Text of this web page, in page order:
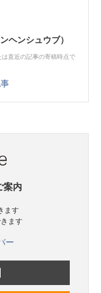
ヘンシュウブ）
直近の記事の寄稿時点で
案内
ます
ます
ー